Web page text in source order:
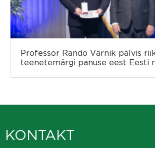
Professor Rando Värnik pälvis
teenetemärgi panuse eest Eesti
KONTAKT